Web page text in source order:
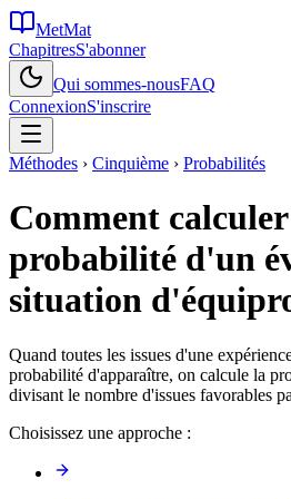
MetMat
ChapitresS'abonner
Qui sommes-nousFAQ
ConnexionS'inscrire
Méthodes › Cinquième › Probabilités
Comment
probabilité d'un
situation
Quand toutes les issues d'une
probabilité d'apparaître, on calcule la
divisant le nombre d'issues favorables
Choisissez une approche :